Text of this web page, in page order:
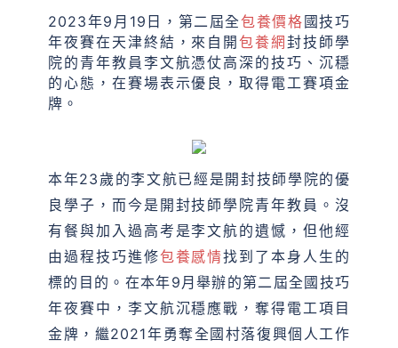
2023年9月19日，第二屆全包養價格 國技巧
年夜賽在天津終結，來自開包養網封技師學
院的青年教員李文航憑仗高深的技巧、沉穩
的心態，在賽場表示優良，取得電工賽項金
牌。
本年23歲的李文航已經是開封技師學院的優
良學子，而今是開封技師學院青年教員。沒
有餐與加入過高考是李文航的遺憾，但他經
由過程技巧進修包養感情找到了本身人生的
標的目的。在本年9月舉辦的第二屆全國技巧
年夜賽中，李文航沉穩應戰，奪得電工項目
金牌，繼2021年勇奪全國村落復興個人工作